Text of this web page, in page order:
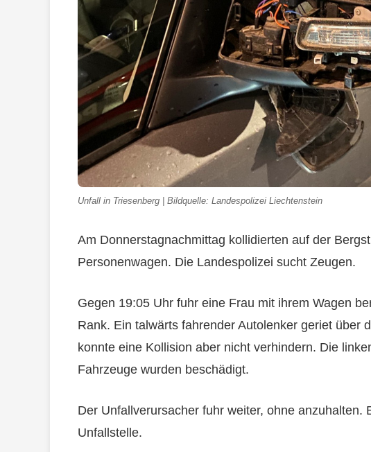
Unfall in Triesenberg | Bildquelle: Landespolizei Liechtenstein
Am Donnerstagnachmittag kollidierten auf der
Personenwagen. Die Landespolizei sucht Zeugen.
Gegen 19:05 Uhr fuhr eine Frau mit ihrem Wagen
Rank. Ein talwärts fahrender Autolenker geriet über
konnte eine Kollision aber nicht verhindern. Die
Fahrzeuge wurden beschädigt.
Der Unfallverursacher fuhr weiter, ohne anzuhalten.
Unfallstelle.